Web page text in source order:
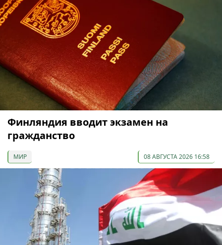
Финляндия вводит экзамен на
гражданство
МИР 08 АВГУСТА 2026 16:58